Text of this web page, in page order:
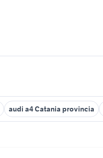
audi a4 Catania provincia